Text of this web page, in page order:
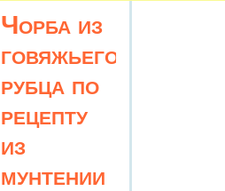
Чорба из
говяжьего
рубца по
рецепту
из
мунтении